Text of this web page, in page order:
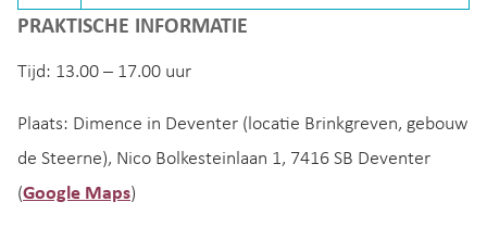
PRAKTISCHE INFORMATIE
Tijd: 13.00 – 17.00 uur
Plaats: Dimence in Deventer (locatie Brinkgreven, gebouw
de Steerne), Nico Bolkesteinlaan 1, 7416 SB Deventer
(Google Maps)